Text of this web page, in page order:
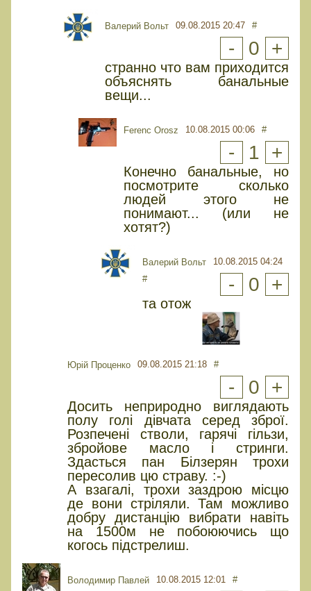
Валерий Вольт 09.08.2015 20:47 #
- 0 +
странно что вам приходится
объяснять банальные
вещи...
Ferenc Orosz 10.08.2015 00:06 #
- 1 +
Конечно банальные, но
посмотрите сколько
людей этого не
понимают... (или не
хотят?)
Валерий Вольт
10.08.2015 04:24
#
- 0 +
та отож
Юрiй Проценко 09.08.2015 21:18 #
- 0 +
Досить неприродно виглядають
полу голі дівчата серед зброї.
Розпечені стволи, гарячі гільзи,
збройове масло і стринги.
Здасться пан Білзерян трохи
пересолив цю страву. :-)
А взагалі, трохи заздрою місцю
де вони стріляли. Там можливо
добру дистанцію вибрати навіть
на 1500м не побоюючись що
когось підстрелиш.
Володимир Павлей 10.08.2015 12:01 #